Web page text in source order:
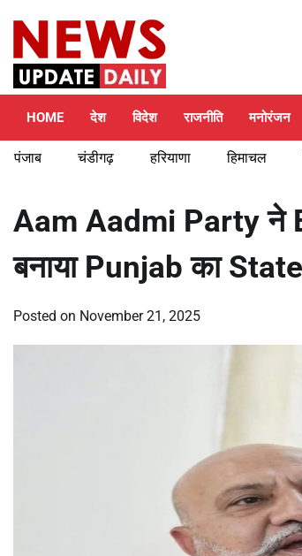
content
HOME देश विदेश राजनीति मनोरंजन
पंजाब चंडीगढ़ हरियाणा हिमाचल
Aam Aadmi Party ने
बनाया Punjab का
Posted on November 21, 2025